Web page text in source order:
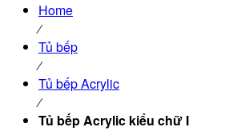
Home
⁄
Tủ bếp
⁄
Tủ bếp Acrylic
⁄
Tủ bếp Acrylic kiểu chữ I